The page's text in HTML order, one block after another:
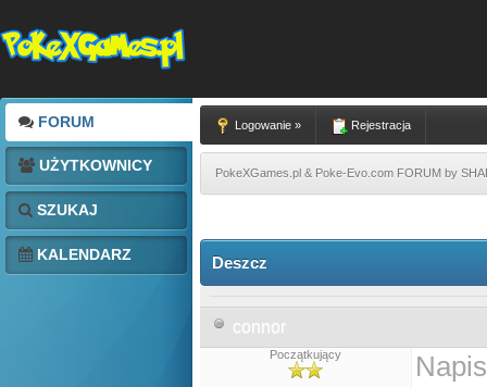
FORUM
UŻYTKOWNICY
SZUKAJ
KALENDARZ
Logowanie » Rejestracja
PokeXGames.pl & Poke-Evo.com FORUM by
Deszcz
connor
Początkujący